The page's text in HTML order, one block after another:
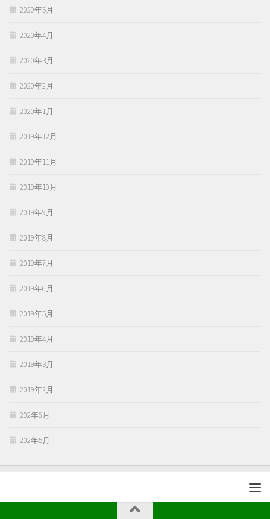
2020年5月
2020年4月
2020年3月
2020年2月
2020年1月
2019年12月
2019年11月
2019年10月
2019年9月
2019年8月
2019年7月
2019年6月
2019年5月
2019年4月
2019年3月
2019年2月
202年6月
202年5月